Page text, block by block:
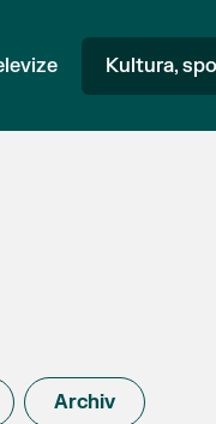
Kultura,
Archiv